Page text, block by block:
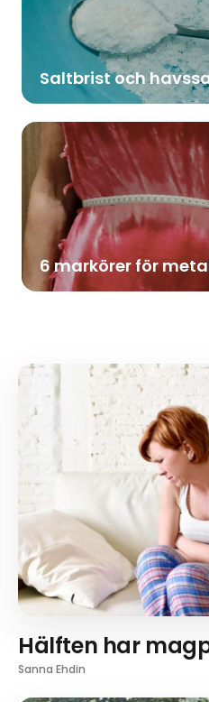
Saltbrist och
6 markörer för
Hälften har
Sanna Ehdin